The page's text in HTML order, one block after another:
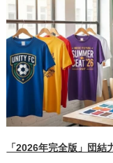
「2026年完全版」団